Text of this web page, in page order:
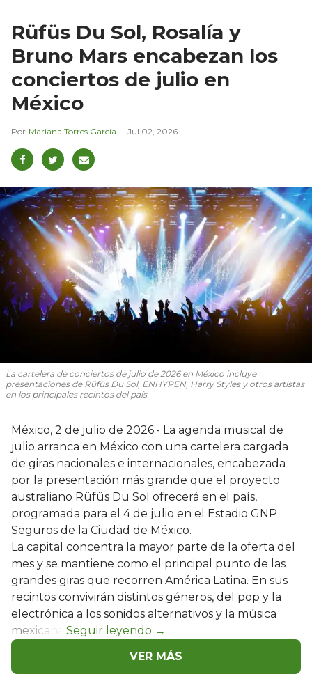
Rüfüs Du Sol, Rosalía y
Bruno Mars encabezan los
conciertos de julio en
México
Mariana Torres García Jul 02, 2026
La cartelera de conciertos de julio de 2026 en México incluye
presentaciones de Rüfüs Du Sol, ENHYPEN, Harry Styles y otros artistas
en los principales recintos del país.
México, 2 de julio de 2026.- La agenda musical de
julio arranca en México con una cartelera cargada
de giras nacionales e internacionales, encabezada
por la presentación más grande que el proyecto
australiano Rüfüs Du Sol ofrecerá en el país,
programada para el 4 de julio en el Estadio GNP
Seguros de la Ciudad de México.
La capital concentra la mayor parte de la oferta del
mes y se mantiene como el principal punto de las
grandes giras que recorren América Latina. En sus
recintos convivirán distintos géneros, del pop y la
electrónica a los sonidos alternativos y la música
mexicana.
VER MÁS